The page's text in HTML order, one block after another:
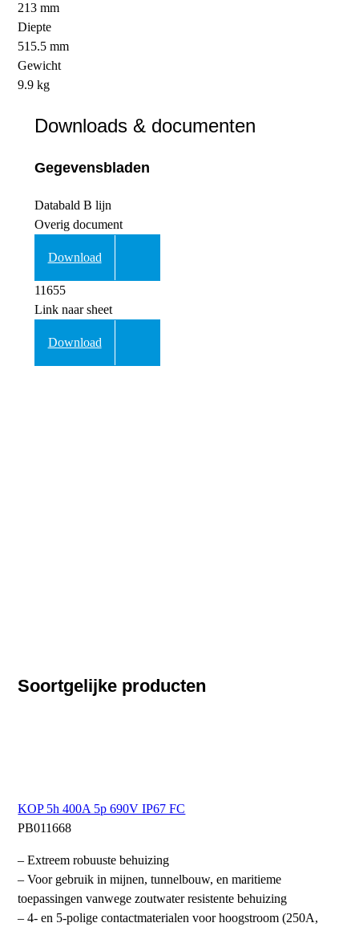
213 mm
Diepte
515.5 mm
Gewicht
9.9 kg
Downloads & documenten
Gegevensbladen
Databald B lijn
Overig document
Download
11655
Link naar sheet
Download
Soortgelijke producten
KOP 5h 400A 5p 690V IP67 FC
PB011668
– Extreem robuuste behuizing
– Voor gebruik in mijnen, tunnelbouw, en maritieme
toepassingen vanwege zoutwater resistente behuizing
– 4- en 5-polige contactmaterialen voor hoogstroom (250A,